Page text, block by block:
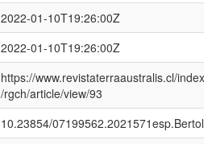
2022-01-10T19:26:00Z
2022-01-10T19:26:00Z
https://www.revistaterraaustralis.cl/
/rgch/article/view/93
10.23854/